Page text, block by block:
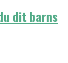
dit barns